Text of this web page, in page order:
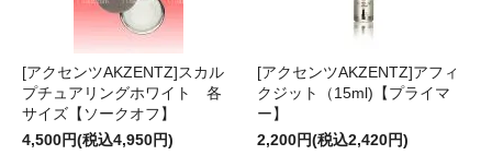
[アクセンツAKZENTZ]スカル
プチュアリングホワイト 各
サイズ【ソークオフ】
4,500円(税込4,950円)
[アクセンツAKZENTZ]アフィ
クジット（15ml)【プライマ
ー】
2,200円(税込2,420円)